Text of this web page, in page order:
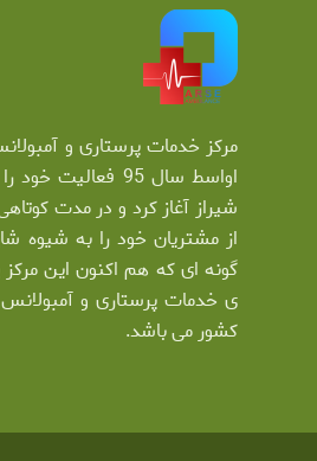
مرکز خدمات پرستاری و
اواسط سال 95
شیراز آغاز کرد و در مدت
از مشتریان خود را به شیوه
گونه ای که هم اکنون این مرکز
ی خدمات پرستاری و
کشور می باشد.